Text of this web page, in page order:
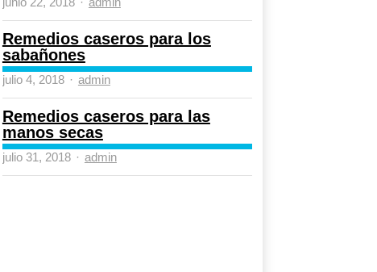
Remedios caseros para los
sabañones
julio 4, 2018 Author
admin
Remedios caseros para las
manos secas
julio 31, 2018 Author
admin